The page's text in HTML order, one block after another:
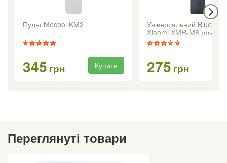
Пульт Mecool KM2
345 грн Купити
Універсальний
Xiaomi XMR-M8 для
і медіаплеєрів
275 грн
Переглянуті товари